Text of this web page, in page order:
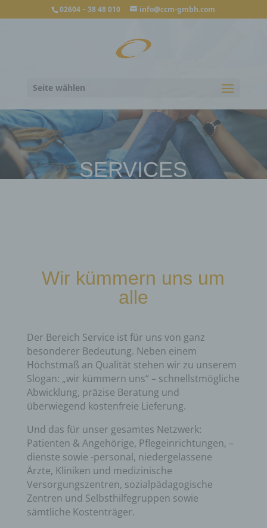
02604 – 38 48 010 info@ccm-gmbh.com
Seite wählen
SERVICES
Wir kümmern uns um
alle
Der Bereich Service ist für uns von ganz
besonderer Bedeutung. Neben einem
Höchstmaß an Qualität stehen wir zu unserem
Slogan: „wir kümmern uns“ – schnellstmögliche
Abwicklung, präzise Beratung und
überwiegend kostenfreie Lieferung.
Und das für unser gesamtes Netzwerk:
Patienten & Angehörige, Pflegeinrichtungen, –
dienste sowie -personal, niedergelassene
Ärzte, Kliniken und medizinische
Versorgungszentren, sozialpädagogische
Zentren und Selbsthilfegruppen sowie
sämtliche Kostenträger.